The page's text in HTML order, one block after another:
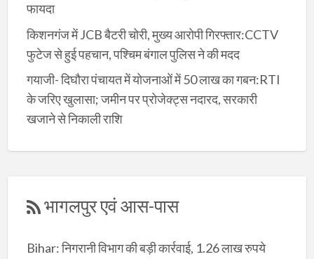
फायदा
किशनगंज में JCB बैटरी चोरी, मुख्य आरोपी गिरफ्तार:CCTV
फुटेज से हुई पहचान, पश्चिम बंगाल पुलिस ने की मदद
गयाजी- दिघौरा पंचायत में योजनाओं में 50 लाख का गबन:RTI
के जरिए खुलासा; जमीन पर प्रोजेक्ट्स नदारद, सरकारी
खजाने से निकाली राशि
भागलपुर एवं आस-पास
Bihar: निगरानी विभाग की बड़ी कार्रवाई, 1.26 लाख रुपये